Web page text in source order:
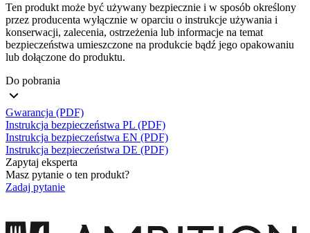
Ten produkt może być używany bezpiecznie i w sposób określony
przez producenta wyłącznie w oparciu o instrukcje używania i
konserwacji, zalecenia, ostrzeżenia lub informacje na temat
bezpieczeństwa umieszczone na produkcie bądź jego opakowaniu
lub dołączone do produktu.
Do pobrania
Gwarancja (PDF)
Instrukcja bezpieczeństwa PL (PDF)
Instrukcja bezpieczeństwa EN (PDF)
Instrukcja bezpieczeństwa DE (PDF)
Zapytaj eksperta
Masz pytanie o ten produkt?
Zadaj pytanie